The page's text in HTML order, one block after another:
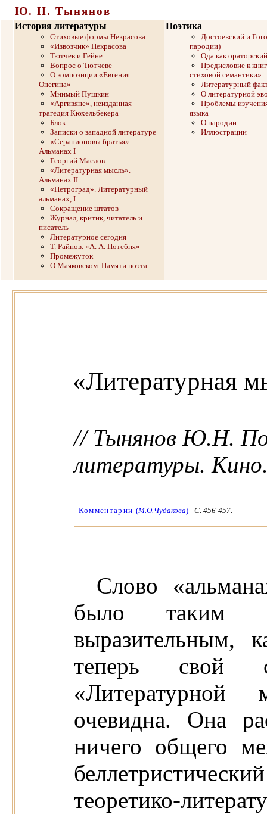
Ю. Н. Тынянов
История литературы
Стиховые формы Некрасова
«Извозчик» Некрасова
Тютчев и Гейне
Вопрос о Тютчеве
О композиции «Евгения
Онегина»
Мнимый Пушкин
«Аргивяне», неизданная
трагедия Кюхельбекера
Блок
Записки о западной литературе
«Серапионовы братья».
Альманах I
Георгий Маслов
«Литературная мысль».
Альманах II
«Петроград». Литературный
альманах, I
Сокращение штатов
Журнал, критик, читатель и
писатель
Литературное сегодня
Т. Райнов. «А. А. Потебня»
Промежуток
О Маяковском. Памяти поэта
Поэтика
Достоевский и
пародии)
Ода как
Предисловие к
стиховой семантики»
Литературный
О литературной
Проблемы
языка
О пародии
Иллюстрации
«Литературная
// Тынянов Ю.Н.
литературы.
Комментарии (М.О.Чудакова)- C. 456-457.
Слово
было таким
выразительным,
теперь свой
очевидна. Она
ничего общего
теоретико-